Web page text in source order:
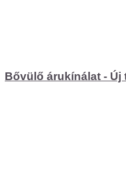
Bővülő árukínálat - Új